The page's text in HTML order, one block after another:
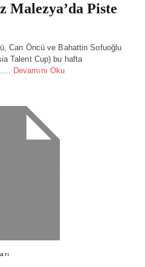
Piste
Can Öncü ve Bahattin Sofuoğlu
Talent Cup) bu hafta
Devamını Oku